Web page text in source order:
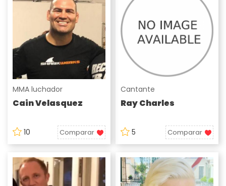
MMA luchador
Cain Velasquez
10 Comparar
Cantante
Ray Charles
5 Comparar